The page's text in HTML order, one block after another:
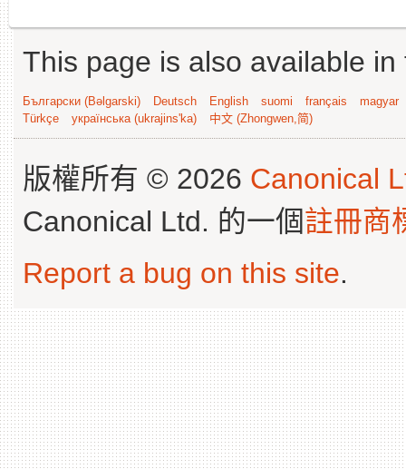
This page is also available
Български (Bəlgarski) Deutsch English suomi français
magyar
Türkçe
українська (ukrajins'ka) 中文 (Zhongwen,简)
版權所有 © 2026 Canonical
Canonical Ltd. 的一個註冊商
Report a bug on this site.